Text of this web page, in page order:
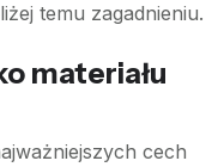
temu zagadnieniu.
materiału
cech